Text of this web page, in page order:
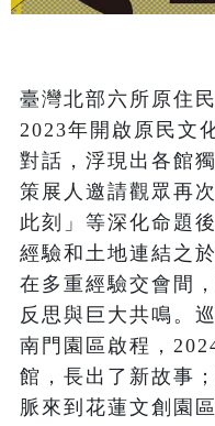
臺灣北部六所原住
2023年開啟原民文
對話，浮現出各館
策展人邀請觀眾再
此刻」等深化命題
經驗和土地連結之
在多重經驗交會間
反思與巨大共鳴。
南門園區啟程，
館，長出了新故事
脈來到花蓮文創園